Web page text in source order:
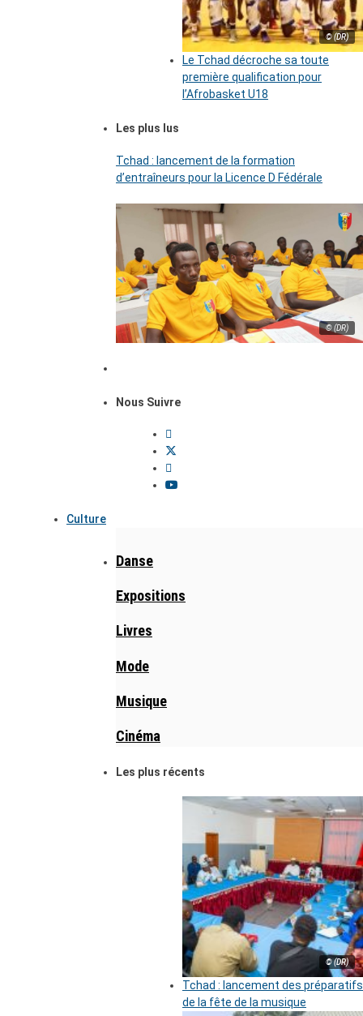
© (DR)
Le Tchad décroche sa toute
première qualification pour
l’Afrobasket U18
Les plus lus
Tchad : lancement de la formation
d’entraîneurs pour la Licence D Fédérale
© (DR)
Nous Suivre
Culture
Danse
Expositions
Livres
Mode
Musique
Cinéma
Les plus récents
© (DR)
Tchad : lancement des préparatifs
de la fête de la musique